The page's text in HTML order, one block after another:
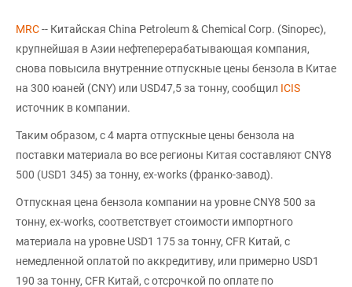
MRC-- Китайская China Petroleum & Chemical Corp. (Sinopec),
крупнейшая в Азии нефтеперерабатывающая компания,
снова повысила внутренние отпускные цены бензола в Китае
на 300 юаней (CNY) или USD47,5 за тонну, сообщил ICIS
источник в компании.
Таким образом, с 4 марта отпускные цены бензола на
поставки материала во все регионы Китая составляют CNY8
500 (USD1 345) за тонну, ex-works (франко-завод).
Отпускная цена бензола компании на уровне CNY8 500 за
тонну, ex-works, соответствует стоимости импортного
материала на уровне USD1 175 за тонну, CFR Китай, с
немедленной оплатой по аккредитиву, или примерно USD1
190 за тонну, CFR Китай, с отсрочкой по оплате по